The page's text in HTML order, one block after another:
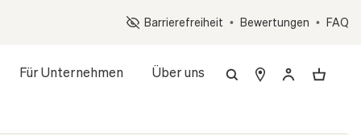
Barrierefreiheit • Bewertungen • FAQ
Für Unternehmen Über uns